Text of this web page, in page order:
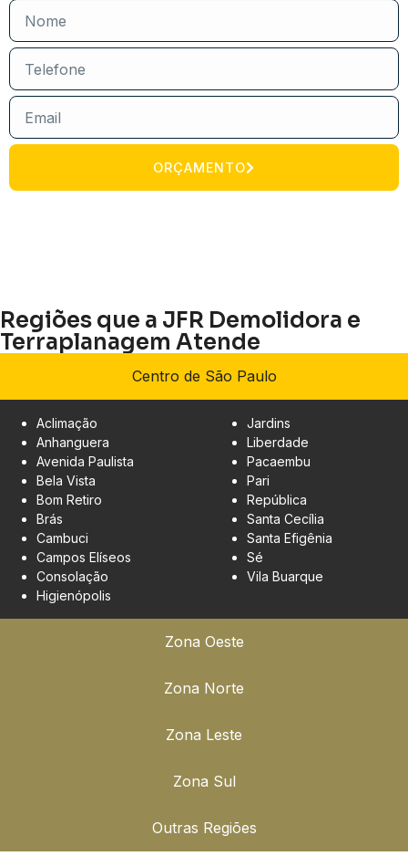
ORÇAMENTO
Regiões que a JFR Demolidora e
Terraplanagem Atende
Centro de São Paulo
Zona Oeste
Zona Norte
Zona Leste
Zona Sul
Outras Regiões
Aclimação
Anhanguera
Avenida Paulista
Bela Vista
Bom Retiro
Brás
Cambuci
Campos Elíseos
Consolação
Higienópolis
Jardins
Liberdade
Pacaembu
Pari
República
Santa Cecília
Santa Efigênia
Sé
Vila Buarque